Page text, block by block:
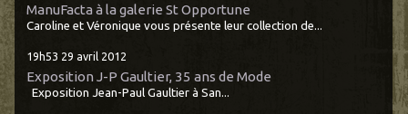
ManuFacta à la galerie St Opportune
Caroline et Véronique vous présente leur collection de...
19h53 29 avril 2012
Exposition J-P Gaultier, 35 ans de Mode
Exposition Jean-Paul Gaultier à San...